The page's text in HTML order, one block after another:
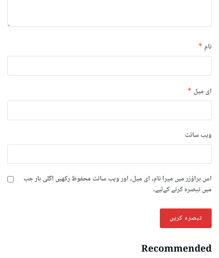
نام *
ای میل *
ویب‌ سائٹ
اس براؤزر میں میرا نام، ای میل، اور ویب سائٹ محفوظ رکھیں اگلی بار جب
میں تبصرہ کرنے کےلیے۔
Recommended